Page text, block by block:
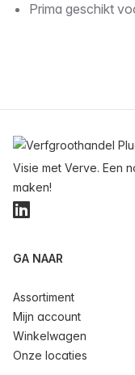
Prima geschikt
Visie met Verve. Een
maken!
LinkedIn
GA NAAR
Assortiment
Mijn account
Winkelwagen
Onze locaties